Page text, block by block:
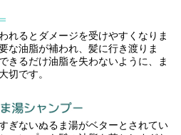
れるとダメージを受けやすくなりま
な油脂が補われ、髪に行き渡りま
きるだけ油脂を失わないように、ま
切です。
ぎないぬるま湯がベターとされてい